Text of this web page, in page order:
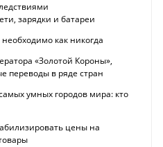
зарядки и батареи
как никогда
«Золотой Короны»,
переводы в ряде стран
умных городов мира: кто
цены на